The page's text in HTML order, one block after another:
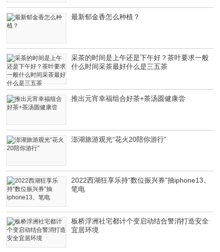
最新郁金香怎么种植？
采茶的时间是上午还是下午好？茶叶要求一般
什么时间采茶最好什么是三五茶
推出元宵幸福组合好茶+茶汤圆健康尝
澎湖旅游观光“花火20陪你游行”
2022西湖狂享乐持“数位振兴券”抽iphone13、
笔电
板桥浮洲社宅都计个变启动结合警消打造安全
宜居环境